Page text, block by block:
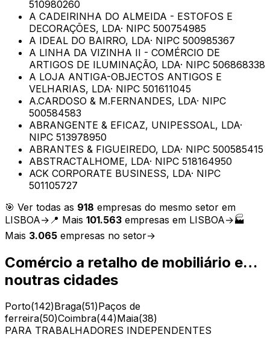
510980260
A CADEIRINHA DO ALMEIDA - ESTOFOS E
DECORAÇÕES, LDA· NIPC 500754985
A IDEAL DO BAIRRO, LDA· NIPC 500985367
A LINHA DA VIZINHA II - COMÉRCIO DE
ARTIGOS DE ILUMINAÇÃO, LDA· NIPC 506868338
A LOJA ANTIGA-OBJECTOS ANTIGOS E
VELHARIAS, LDA· NIPC 501611045
A.CARDOSO & M.FERNANDES, LDA· NIPC
500584583
ABRANGENTE & EFICAZ, UNIPESSOAL, LDA·
NIPC 513978950
ABRANTES & FIGUEIREDO, LDA· NIPC 500585415
ABSTRACTALHOME, LDA· NIPC 518164950
ACK CORPORATE BUSINESS, LDA· NIPC
501105727
🎯 Ver todas as 918 empresas do mesmo setor em
LISBOA→ 📍 Mais 101.563 empresas em LISBOA→🏭
Mais 3.065 empresas no setor→
Comércio a retalho de mobiliário e…
noutras cidades
Porto(142)Braga(51)Paços de
ferreira(50)Coimbra(44)Maia(38)
PARA TRABALHADORES INDEPENDENTES